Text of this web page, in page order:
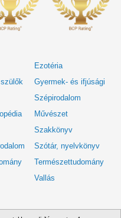
Ezotéria
Gyermek- és ifjúsági
Szépirodalom
Művészet
Szakkönyv
Szótár, nyelvkönyv
Természettudomány
Vallás